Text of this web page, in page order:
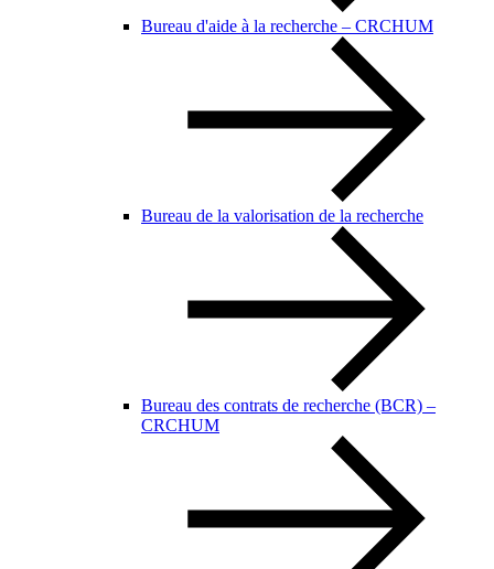
Bureau d'aide à la recherche – CRCHUM
Bureau de la valorisation de la recherche
Bureau des contrats de recherche (BCR) –
CRCHUM